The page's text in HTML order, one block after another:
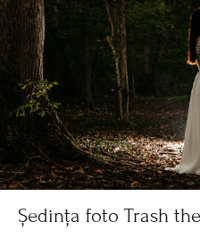
Ședința foto Trash